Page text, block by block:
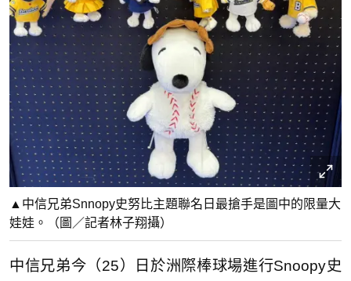
▲中信兄弟Snnopy史努比主題聯名日最搶手是圖中的限量大
娃娃。（圖／記者林子翔攝）
中信兄弟今（25）日於洲際棒球場進行Snoopy史